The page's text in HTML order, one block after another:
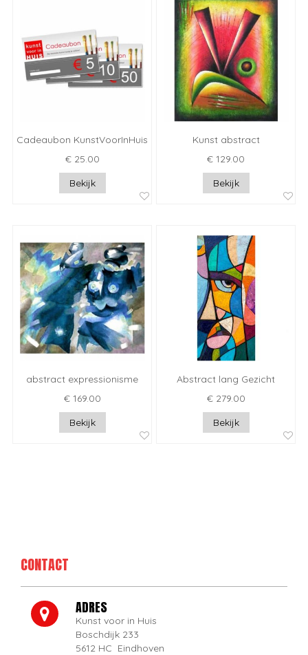
Cadeaubon KunstVoorInHuis
€ 25.00
Bekijk
Kunst abstract
€ 129.00
Bekijk
abstract expressionisme
€ 169.00
Bekijk
Abstract lang Gezicht
€ 279.00
Bekijk
CONTACT
ADRES
Kunst voor in Huis
Boschdijk 233
5612 HC Eindhoven